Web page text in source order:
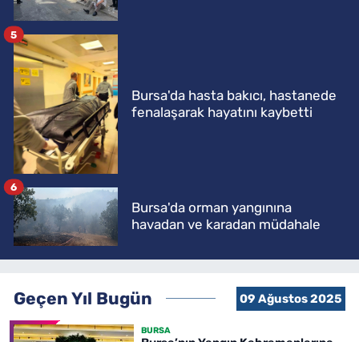
Bursa'da hasta bakıcı, hastanede
fenalaşarak hayatını kaybetti
5
Bursa'da orman yangınına
havadan ve karadan müdahale
6
Geçen Yıl Bugün 09 Ağustos 2025
BURSA